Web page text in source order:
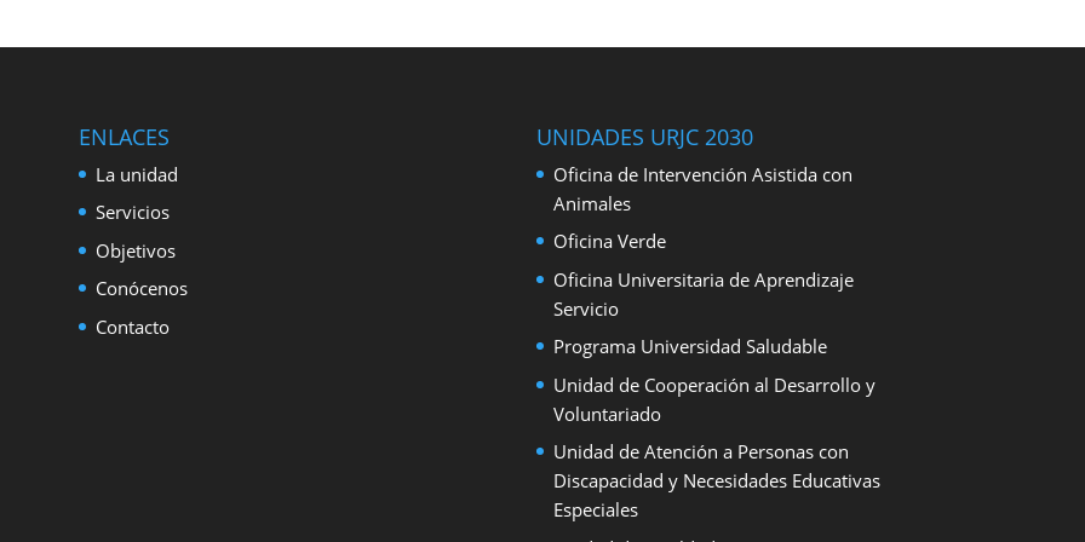
ENLACES
La unidad
Servicios
Objetivos
Conócenos
Contacto
UNIDADES URJC 2030
Oficina de Intervención Asistida con
Animales
Oficina Verde
Oficina Universitaria de Aprendizaje
Servicio
Programa Universidad Saludable
Unidad de Cooperación al Desarrollo y
Voluntariado
Unidad de Atención a Personas con
Discapacidad y Necesidades Educativas
Especiales